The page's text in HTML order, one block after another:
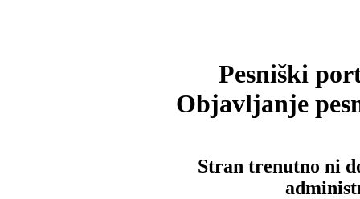
Pesniški
Objavljanje
Stran trenutno ni